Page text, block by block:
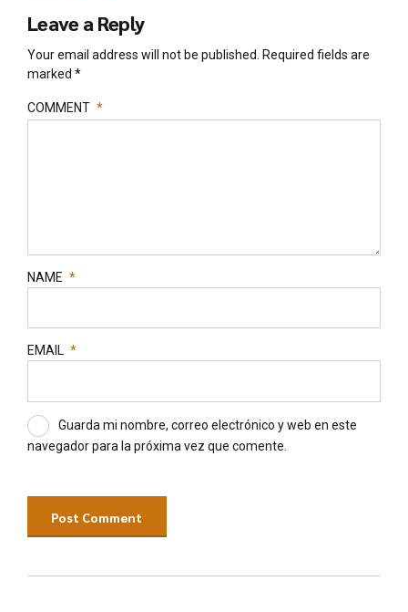
Leave a Reply
Your email address will not be published. Required fields are
marked *
COMMENT *
NAME *
EMAIL *
Guarda mi nombre, correo electrónico y web en este
navegador para la próxima vez que comente.
Post Comment